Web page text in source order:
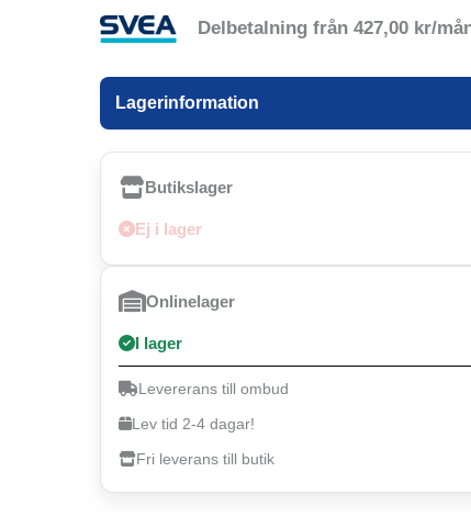
Delbetalning från 427,00 kr/
Lagerinformation
Butikslager
Ej i lager
Onlinelager
I lager
Levererans till ombud
Lev tid 2-4 dagar!
Fri leverans till butik